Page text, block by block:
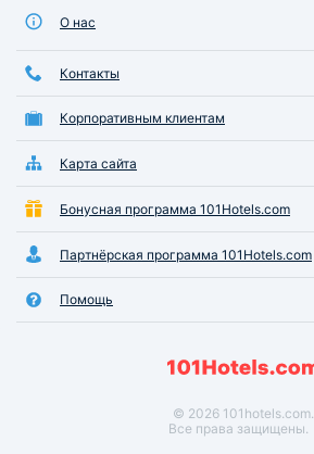
О нас
Контакты
Корпоративным клиентам
Карта сайта
Бонусная программа 101Hotels.com
Партнёрская программа 101Hotels.com
Помощь
© 2026 101hotels.com.
Все права защищены.